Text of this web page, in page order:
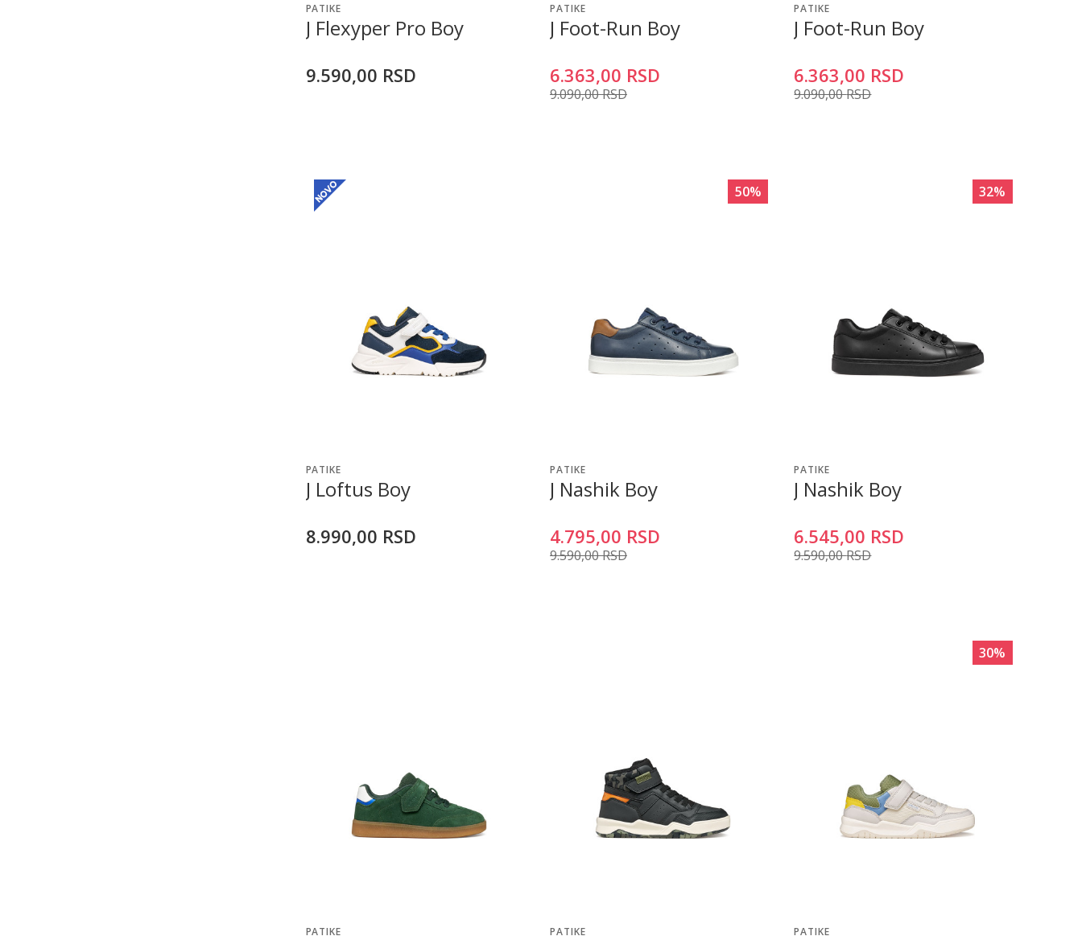
PATIKE
J Flexyper Pro Boy
9.590,00 RSD
PATIKE
J Foot-Run Boy
6.363,00 RSD
9.090,00RSD
PATIKE
J Foot-Run Boy
6.363,00 RSD
9.090,00RSD
PATIKE
J Loftus Boy
8.990,00 RSD
50%
PATIKE
J Nashik Boy
4.795,00 RSD
9.590,00RSD
32%
PATIKE
J Nashik Boy
6.545,00 RSD
9.590,00RSD
PATIKE PATIKE
30%
PATIKE